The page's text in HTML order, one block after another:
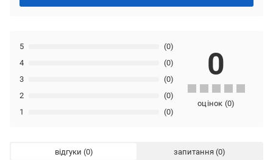
1 (0)
2 (0)
3 (0)
4 (0)
5 (0)
0
оцінок (0)
відгуки запитання